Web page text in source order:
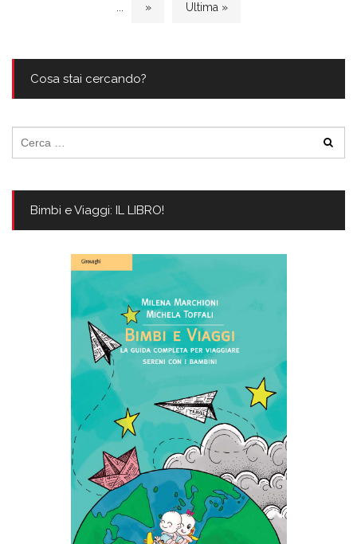
... » Ultima »
Cosa stai cercando?
per:
Bimbi e Viaggi: IL LIBRO!